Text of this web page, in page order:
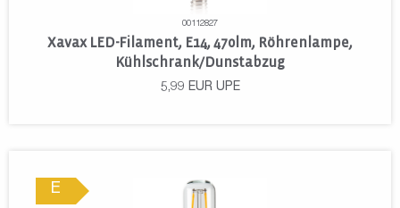
00112827
Xavax LED-Filament, E14, 470lm, Röhrenlampe,
Kühlschrank/Dunstabzug
5,99 EUR UPE
E